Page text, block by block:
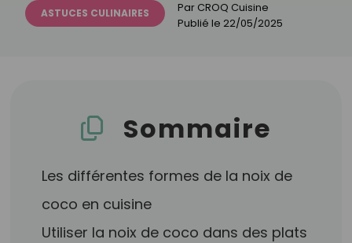
ASTUCES CULINAIRES Par CROQ Cuisine
Publié le 22/05/2025
Sommaire
Les différentes formes de la noix de
coco en cuisine
Utiliser la noix de coco dans des plats